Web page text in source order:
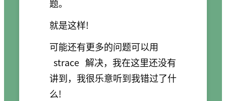
题。
就是这样!
可能还有更多的问题可以用
strace 解决，我在这里还没有
讲到，我很乐意听到我错过了什
么!